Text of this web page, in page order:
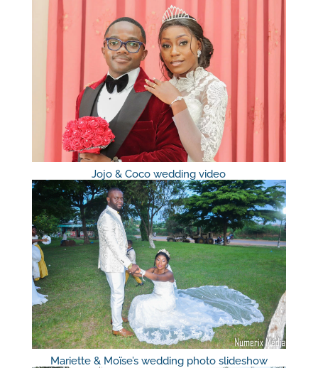
Jojo & Coco wedding video
Mariette & Moïse’s wedding photo slideshow